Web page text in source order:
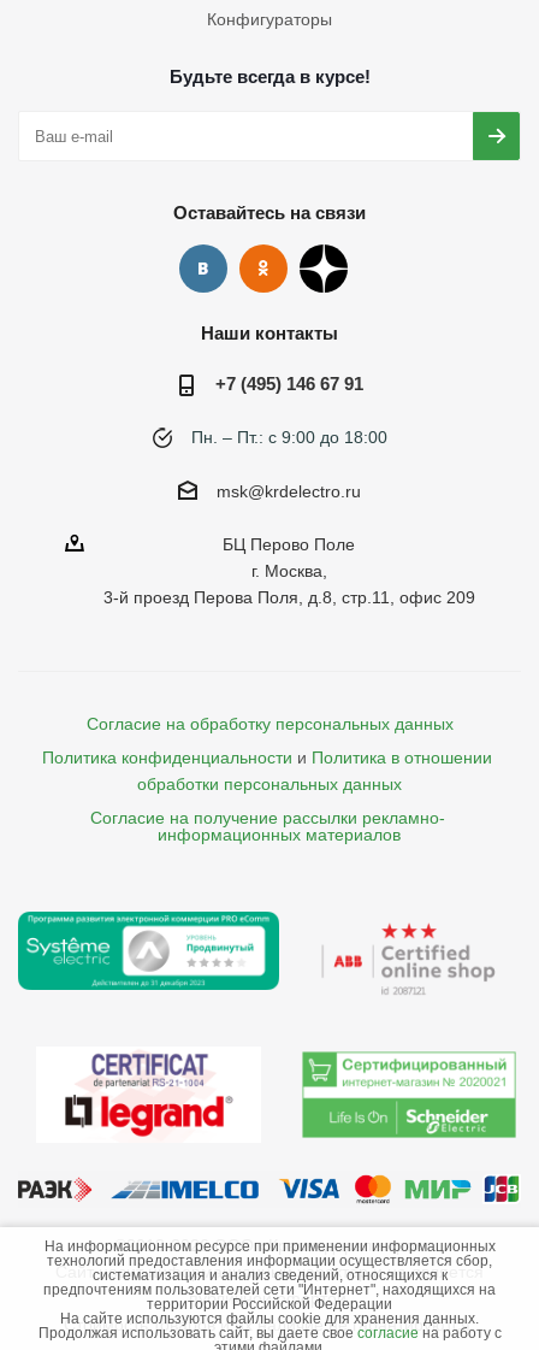
Конфигураторы
Будьте всегда в курсе!
Оставайтесь на связи
Наши контакты
+7 (495) 146 67 91
Пн. – Пт.: с 9:00 до 18:00
msk@krdelectro.ru
БЦ Перово Поле
г. Москва,
3-й проезд Перова Поля, д.8, стр.11, офис 209
Согласие на обработку персональных данных
Политика конфиденциальности и Политика в отношении
обработки персональных данных
Согласие на получение рассылки рекламно-
    информационных материалов
©2013-2026 ООО «Краснодарэлектро»
Сайт носит информационный характер и не является
публичной офертой.
Стоимость товаров и их наличие не гарантируются.
На информационном ресурсе при применении информационных
технологий предоставления информации осуществляется сбор,
систематизация и анализ сведений, относящихся к
предпочтениям пользователей сети "Интернет", находящихся на
территории Российской Федерации
На сайте используются файлы cookie для хранения данных.
Продолжая использовать сайт, вы даете свое согласие на работу с